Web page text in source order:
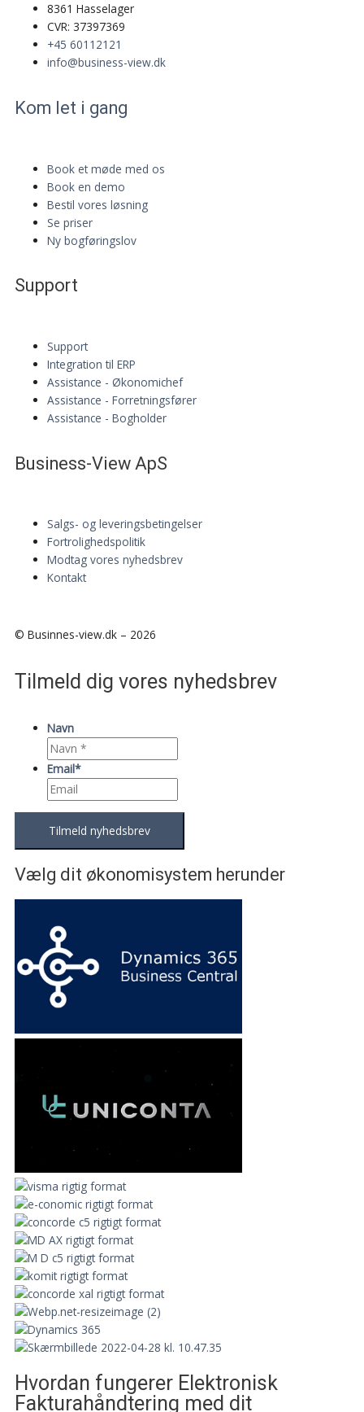
8361 Hasselager
CVR: 37397369
+45 60112121
info@business-view.dk
Kom let i gang
Book et møde med os
Book en demo
Bestil vores løsning
Se priser
Ny bogføringslov
Support
Support
Integration til ERP
Assistance - Økonomichef
Assistance - Forretningsfører
Assistance - Bogholder
Business-View ApS
Salgs- og leveringsbetingelser
Fortrolighedspolitik
Modtag vores nyhedsbrev
Kontakt
© Businnes-view.dk – 2026
Tilmeld dig vores nyhedsbrev
Navn
Email*
Vælg dit økonomisystem herunder
Hvordan fungerer Elektronisk
Fakturahåndtering med dit